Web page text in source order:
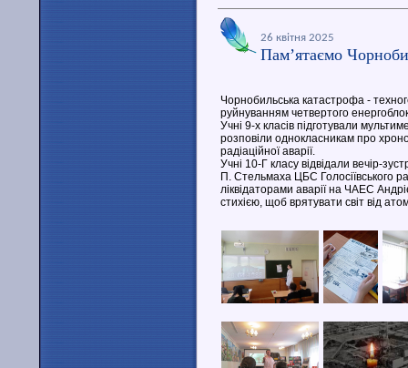
26 квітня 2025
Пам’ятаємо
Чорнобильська катастрофа -
руйнуванням четвертого
Учні 9-х класів підготували
розповіли однокласникам про
радіаційної аварії.
Учні 10-Г класу відвідали вечір-
П. Стельмаха ЦБС Голосіївського
ліквідаторами аварії на ЧАЕС
стихією, щоб врятувати світ від